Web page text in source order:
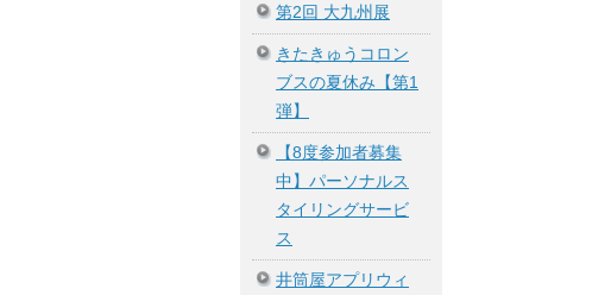
第2回 大九州展
きたきゅうコロン
ブスの夏休み【第1
弾】
【8度参加者募集
中】パーソナルス
タイリングサービ
ス
井筒屋アプリウィ